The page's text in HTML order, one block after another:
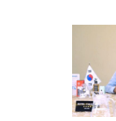
Greet
OVACO: